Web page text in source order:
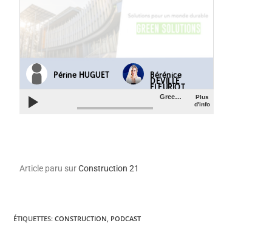
Article paru surConstruction 21
ÉTIQUETTES:CONSTRUCTION, PODCAST